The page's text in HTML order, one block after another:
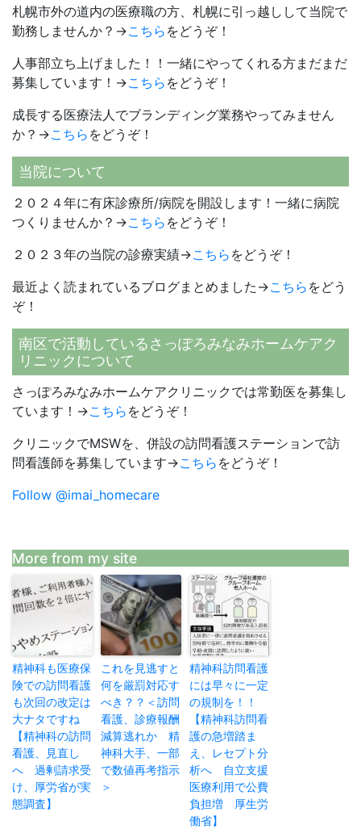
札幌市外の道内の医療職の方、札幌に引っ越しして当院で
勤務しませんか？→こちら をどうぞ！
人事部立ち上げました！！一緒にやってくれる方まだまだ
募集しています！→こちら をどうぞ！
成長する医療法人でブランディング業務やってみません
か？→こちら をどうぞ！
当院について
２０２４年に有床診療所/病院を開設します！一緒に病院
つくりませんか？→こちら をどうぞ！
２０２３年の当院の診療実績→こちら をどうぞ！
最近よく読まれているブログまとめました→こちら をどう
ぞ！
南区で活動しているさっぽろみなみホームケアク
リニックについて
さっぽろみなみホームケアクリニックでは常勤医を募集し
ています！→こちら をどうぞ！
クリニックでMSWを、併設の訪問看護ステーションで訪
問看護師を募集しています→こちら をどうぞ！
Follow @imai_homecare
More from my site
精神科も医療保
険での訪問看護
も次回の改定は
大ナタですね
【精神科の訪問
看護、見直し
へ 過剰請求受
け、厚労省が実
態調査】
これを見逃すと
何を厳罰対応す
べき？？＜訪問
看護、診療報酬
減算逃れか 精
神科大手、一部
で数値再考指示
＞
精神科訪問看護
には早々に一定
の規制を！！
【精神科訪問看
護の急増踏ま
え、レセプト分
析へ 自立支援
医療利用で公費
負担増 厚生労
働省】